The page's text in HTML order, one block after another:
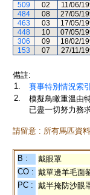
509
02 11/06/
484
08 27/05/
463
03 17/05/
448
10 07/05/
306
09 18/02/
153
07 27/11/
備註:
1.
賽事特別情況索引
2.
模擬鳥瞰重溫由
已盡一切努力務
請留意 : 所有馬匹資
B : 戴眼罩
CO : 戴單邊羊毛面
PC : 戴半掩防沙眼